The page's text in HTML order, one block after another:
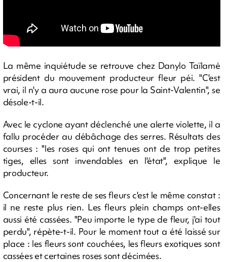
La même inquiétude se retrouve chez Danylo Taïlamé
président du mouvement producteur fleur péi. "C'est
vrai, il n'y a aura aucune rose pour la Saint-Valentin", se
désole-t-il.
Avec le cyclone ayant déclenché une alerte violette, il a
fallu procéder au débâchage des serres. Résultats des
courses : "les roses qui ont tenues ont de trop petites
tiges, elles sont invendables en l'état", explique le
producteur.
Concernant le reste de ses fleurs c'est le même constat :
il ne reste plus rien. Les fleurs plein champs ont-elles
aussi été cassées. "Peu importe le type de fleur, j'ai tout
perdu", répète-t-il. Pour le moment tout a été laissé sur
place : les fleurs sont couchées, les fleurs exotiques sont
cassées et certaines roses sont décimées.